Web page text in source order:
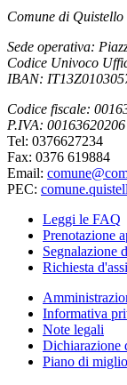
Comune di Quistello
Sede operativa:
Codice Univoco
IBAN:
Codice fiscale:
P.IVA: 00163620206
Tel: 0376627234
Fax: 0376 619884
Email:
PEC:
Leggi le FAQ
Prenotazione
Segnalazione
Richiesta
Informativa
Note legali
Dichiarazione
Piano di